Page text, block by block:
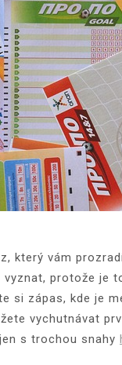
který vám
protože je
si zápas, kde je
vychutnávat
s trochou snahy